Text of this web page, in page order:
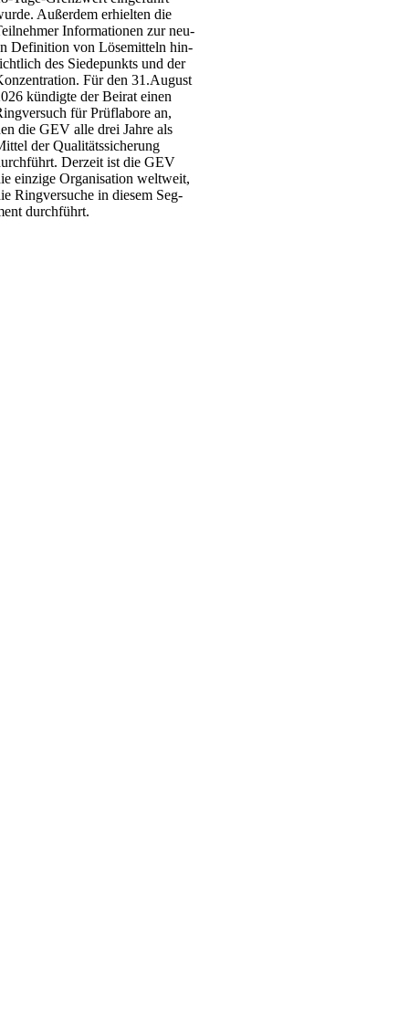
Außer­dem erhiel­ten die
Infor­ma­tio­nen zur neu­
Defi­ni­ti­on von Löse­mit­teln hin­
des Sie­de­punkts und der
Für den 31.August
kün­dig­te der Bei­rat einen
für Prüf­la­bo­re an,
die GEV alle drei Jah­re als
der Qua­li­täts­si­che­rung
Der­zeit ist die GEV
ein­zi­ge Orga­ni­sa­ti­on welt­weit,
Ring­ver­su­che in die­sem Seg­
durch­führt.